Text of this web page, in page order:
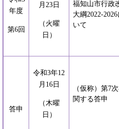
年度
第6回
月23日
（火曜
日）
福知山市行政
大綱2022-
いて
答申
令和3年12
月16日
（木曜
日）
（仮称）第7
関する答申